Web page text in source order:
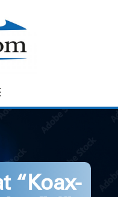
“Koax-